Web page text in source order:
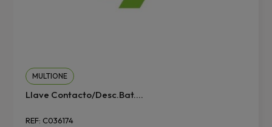
MULTIONE
Llave Contacto/Desc.Bat....
REF: C036174